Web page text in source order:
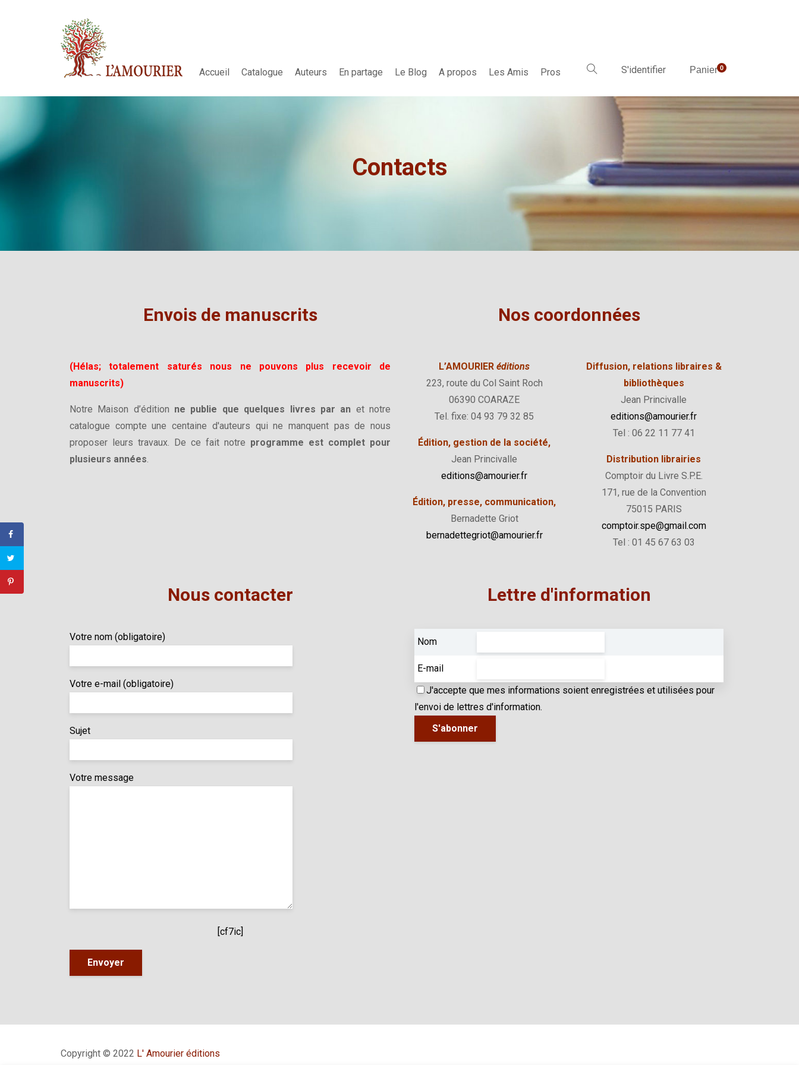
Accueil Catalogue Auteurs En partage Le Blog A propos Les Amis Pros S'identifier Panier0
Contacts
Envois de manuscrits
(Hélas; totalement saturés nous ne pouvons plus recevoir de
manuscrits)
Notre Maison d’édition ne publie que quelques livres par an et notre
catalogue compte une centaine d'auteurs qui ne manquent pas de nous
proposer leurs travaux. De ce fait notre programme est complet pour
plusieurs années
Nos coordonnées
L’AMOURIER éditions
223, route du Col Saint Roch
06390 COARAZE
Tel. fixe: 04 93 79 32 85
Édition, gestion de la société,
Jean Princivalle
editions@amourier.fr
Édition, presse, communication,
Bernadette Griot
bernadettegriot@amourier.fr
Diffusion, relations libraires &
bibliothèques
Jean Princivalle
editions@amourier.fr
Tel : 06 22 11 77 41
Distribution librairies
Comptoir du Livre S.P.E.
171, rue de la Convention
75015 PARIS
comptoir.spe@gmail.com
Tel : 01 45 67 63 03
Nous contacter
Votre nom (obligatoire)
Votre e-mail (obligatoire)
Sujet
Votre message
[cf7ic]
Lettre d'information
Nom
E-mail
J'accepte que mes informations soient enregistrées et utilisées pour
l'envoi de lettres d'information.
Copyright © 2022 L' Amourier éditions